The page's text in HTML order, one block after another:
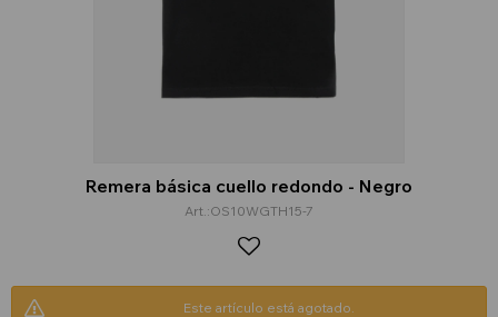
Remera básica cuello redondo - Negro
OS10WGTH15-7
Este artículo está agotado.